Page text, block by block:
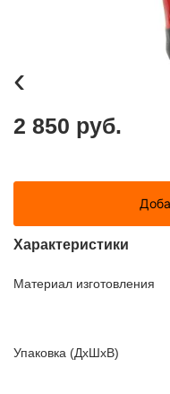
‹
2 850 руб.
Характеристики
Материал изготовления
Упаковка (ДxШxВ)